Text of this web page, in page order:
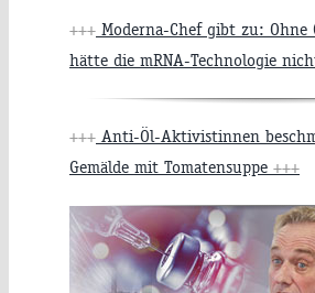
+++ Moderna-Chef gibt zu: Ohne
hätte die mRNA-Technologie
+++ Anti-Öl-Aktivistinnen
Gemälde mit Tomatensuppe +++